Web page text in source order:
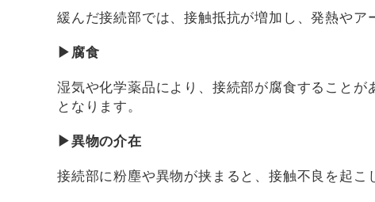
緩んだ接続部では、接触抵抗が増加し、発熱やア
▶腐食
湿気や化学薬品により、接続部が腐食すること
となります。
▶異物の介在
接続部に粉塵や異物が挟まると、接触不良を起こ